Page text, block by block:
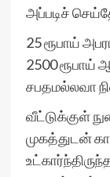
அப்படிச்
25 ரூபாய்
2500 ரூபாய்
சபதமல்லவா
வீட்டுக்குள்
முகத்துடன்